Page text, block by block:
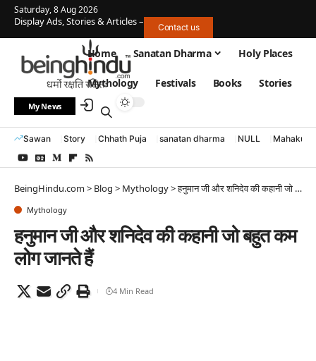
Saturday, 8 Aug 2026
Display Ads, Stories & Articles – Contact us
Home Sanatan Dharma Holy Places
Mythology Festivals Books Stories
My News
Sawan Story Chhath Puja sanatan dharma NULL
BeingHindu.com> Blog > Mythology>हनुमान जी और शनिदेव की कहानी जो बहुत कम लोग जानते हैं
Mythology
हनुमान जी और शनिदेव की कहानी जो बहुत कम
लोग जानते हैं
4 Min Read